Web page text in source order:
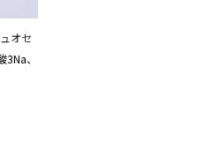
オセ
、